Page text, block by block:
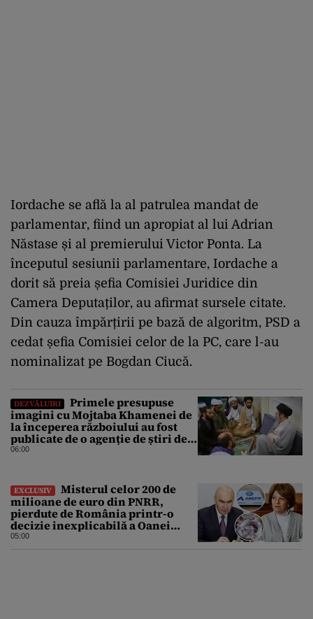
Iordache se află la al patrulea mandat de
parlamentar, fiind un apropiat al lui Adrian
Năstase și al premierului Victor Ponta. La
începutul sesiunii parlamentare, Iordache a
dorit să preia șefia Comisiei Juridice din
Camera Deputaților, au afirmat sursele citate.
Din cauza împărțirii pe bază de algoritm, PSD a
cedat șefia Comisiei celor de la PC, care l-au
nominalizat pe Bogdan Ciucă.
DEZVĂLUIRI
Primele presupuse
imagini cu Mojtaba Khamenei de
la începerea războiului au fost
publicate de o agenție de știri de
stat din Iran
06:00
EXCLUSIV
Misterul celor 200 de
milioane de euro din PNRR,
pierdute de România printr-o
decizie inexplicabilă a Oanei
Gheorghiu. Ultima hotărâre de
05:00